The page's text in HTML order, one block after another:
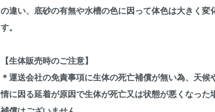
の違い、底砂の有無や水槽の色に因って体色は大きく変
す。
【生体販売時のご注意】
＊運送会社の免責事項に生体の死亡補償が無い為、天候
情に因る延着が原因で生体が死亡又は状態が悪くなった